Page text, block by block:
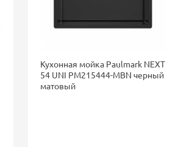
Кухонная мойка Paulmark NEXT
54 UNI PM215444-MBN черный
матовый